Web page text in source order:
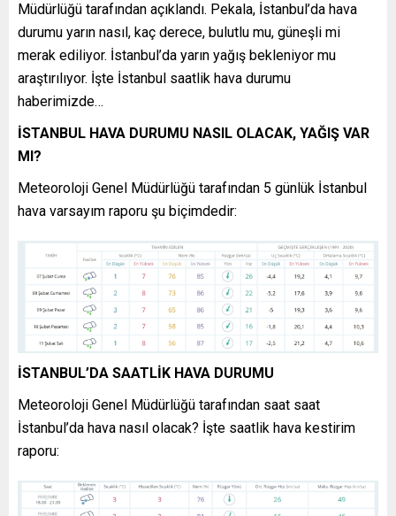
Müdürlüğü tarafından açıklandı. Pekala, İstanbul’da hava
durumu yarın nasıl, kaç derece, bulutlu mu, güneşli mi
merak ediliyor. İstanbul’da yarın yağış bekleniyor mu
araştırılıyor. İşte İstanbul saatlik hava durumu
haberimizde…
İSTANBUL HAVA DURUMU NASIL OLACAK, YAĞIŞ VAR
MI?
Meteoroloji Genel Müdürlüğü tarafından 5 günlük İstanbul
hava varsayım raporu şu biçimdedir:
İSTANBUL’DA SAATLİK HAVA DURUMU
Meteoroloji Genel Müdürlüğü tarafından saat saat
İstanbul’da hava nasıl olacak? İşte saatlik hava kestirim
raporu: